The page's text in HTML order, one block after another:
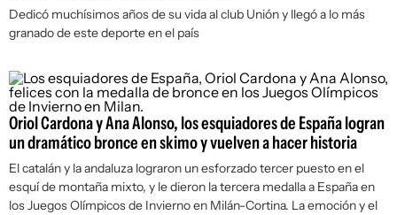
Dedicó muchísimos años de su vida al club Unión y llegó a lo más
granado de este deporte en el país
Oriol Cardona y Ana Alonso, los esquiadores de España logran
un dramático bronce en skimo y vuelven a hacer historia
El catalán y la andaluza lograron un esforzado tercer puesto en el
esquí de montaña mixto, y le dieron la tercera medalla a España en
los Juegos Olímpicos de Invierno en Milán-Cortina. La emoción y el